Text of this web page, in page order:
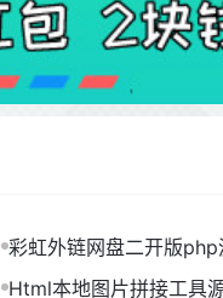
彩虹外链网盘二开版php
Html本地图片拼接工具